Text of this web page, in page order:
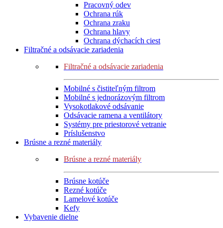
Pracovný odev
Ochrana rúk
Ochrana zraku
Ochrana hlavy
Ochrana dýchacích ciest
Filtračné a odsávacie zariadenia
Filtračné a odsávacie zariadenia
Mobilné s čistiteľným filtrom
Mobilné s jednorázovým filtrom
Vysokotlakové odsávanie
Odsávacie ramena a ventilátory
Systémy pre priestorové vetranie
Príslušenstvo
Brúsne a rezné materiály
Brúsne a rezné materiály
Brúsne kotúče
Rezné kotúče
Lamelové kotúče
Kefy
Vybavenie dielne